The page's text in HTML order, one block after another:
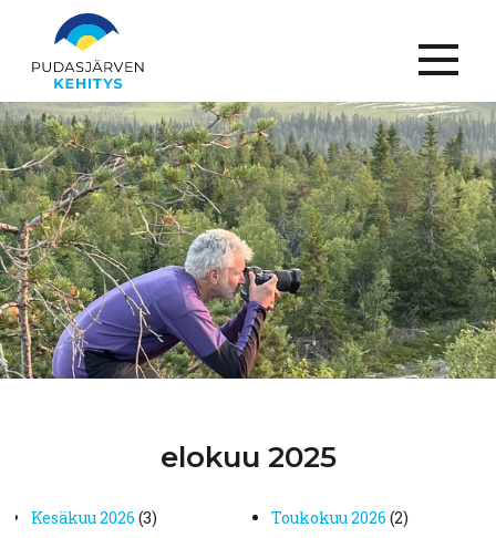
Menu
elokuu 2025
kesäkuu 2026 (3) toukokuu 2026 (2)